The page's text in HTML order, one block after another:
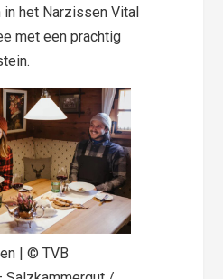
het Narzissen Vital
met een prachtig
| © TVB